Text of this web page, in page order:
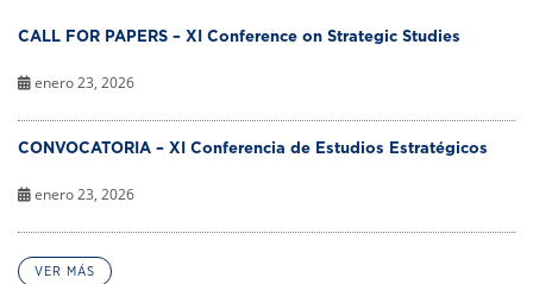
CALL FOR PAPERS – XI Conference on Strategic Studies
enero 23, 2026
CONVOCATORIA – XI Conferencia de Estudios Estratégicos
enero 23, 2026
VER MÁS